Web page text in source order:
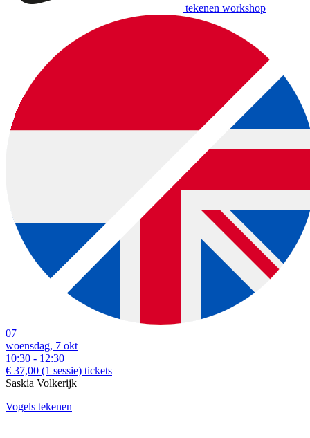
download:
Examples of music workshops (various prices):
tekenen workshop
07
woensdag, 7 okt
10:30 - 12:30
€ 37,00 (1 sessie) tickets
Saskia Volkerijk
Vogels tekenen